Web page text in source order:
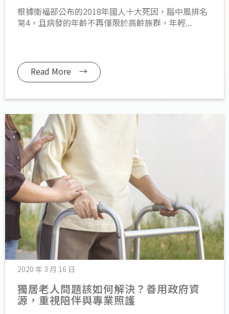
根據衛福部公布的2018年國人十大死因，腦中風排名
第4，且病發的年齡不再僅限於高齡族群，年輕...
Read More →
2020 年 3 月 16 日
獨居老人問題該如何解決？善用政府資
源，重視陪伴與專業照護